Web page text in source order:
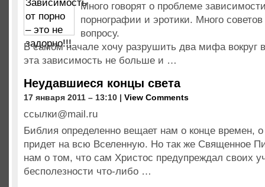
Много говорят о проблеме
порнографии и эротики. Много
вопросу.
В самом начале хочу разрушить два мифа вокруг
эта зависимость не больше и …
Неудавшиеся концы света
17 января 2011 – 13:10 | View Comments
ссылки@mail.ru
Библия определенно вещает нам о конце времен, о
придет на всю Вселенную. Но так же Священное
нам о том, что сам Христос предупреждал своих
бесполезности что-либо …